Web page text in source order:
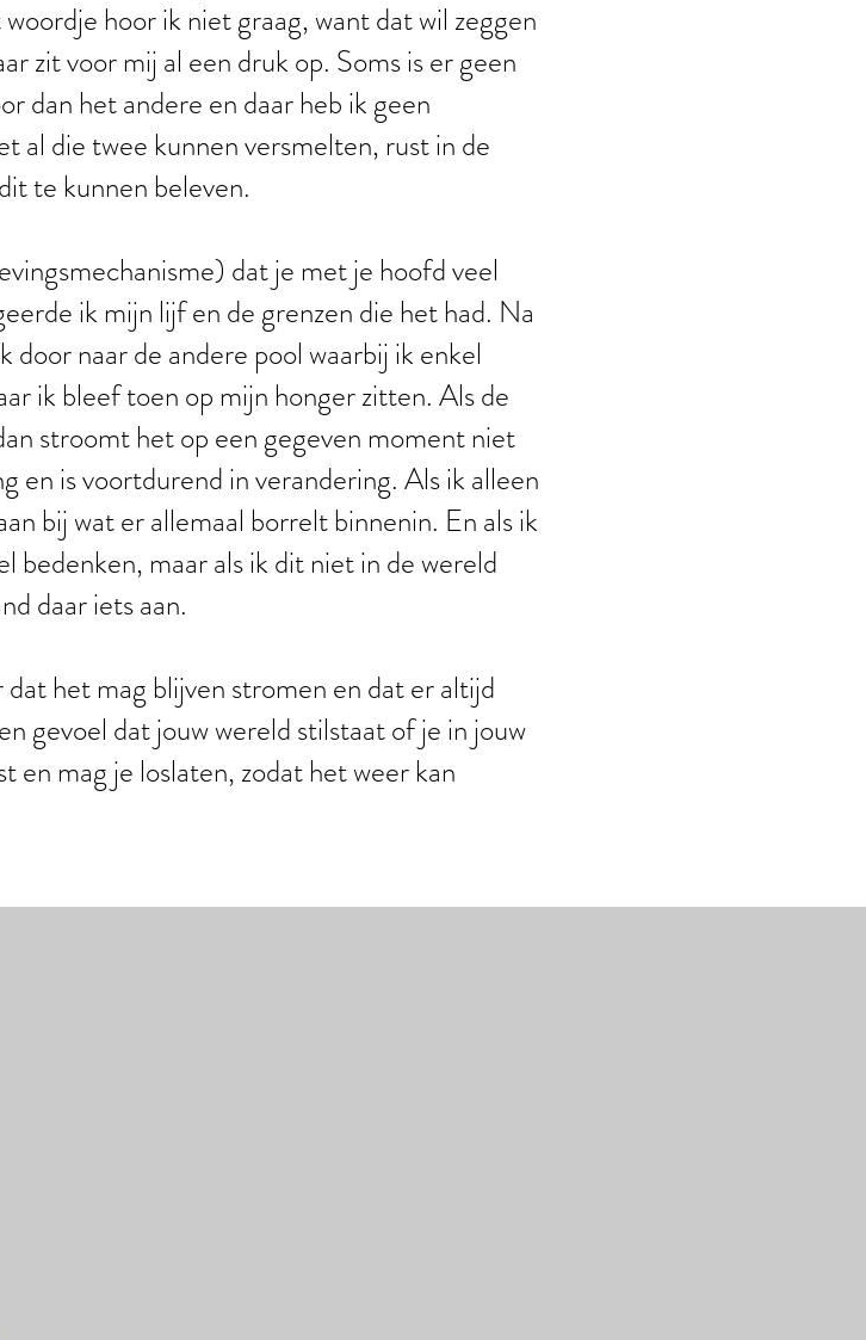
hoor ik niet graag, want dat wil zeggen
zit voor mij al een druk op. Soms is er geen
dan het andere en daar heb ik geen
al die twee kunnen versmelten, rust in de
te kunnen beleven.
dat je met je hoofd veel
ik mijn lijf en de grenzen die het had. Na
naar de andere pool waarbij ik enkel
ik bleef toen op mijn honger zitten. Als de
stroomt het op een gegeven moment niet
en is voortdurend in verandering. Als ik alleen
bij wat er allemaal borrelt binnenin. En als ik
bedenken, maar als ik dit niet in de wereld
daar iets aan.
het mag blijven stromen en dat er altijd
gevoel dat jouw wereld stilstaat of je in jouw
en mag je loslaten, zodat het weer kan